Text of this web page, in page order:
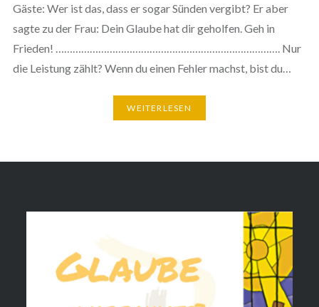
Gäste: Wer ist das, dass er sogar Sünden vergibt? Er aber
sagte zu der Frau: Dein Glaube hat dir geholfen. Geh in
Frieden! ……………………………………………………………………. Nur
die Leistung zählt? Wenn du einen Fehler machst, bist du…
WEITERLESEN